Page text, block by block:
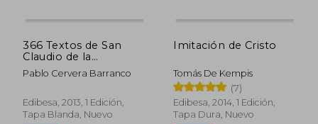
366 Textos de San
Claudio de la
Colombière: Un
pensamiento para
Pablo Cervera Barranco
Edibesa, 2013, 1 Edición,
Tapa Blanda, Nuevo
Imitación de Cristo
Tomás De Kempis
(7)
Edibesa, 2014, 1 Edición,
Tapa Dura, Nuevo